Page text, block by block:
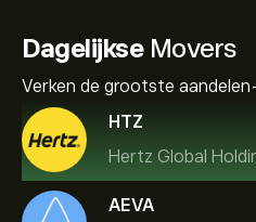
DagelijkseMovers
Verken de grootste
HTZ
Hertz Global
AEVA